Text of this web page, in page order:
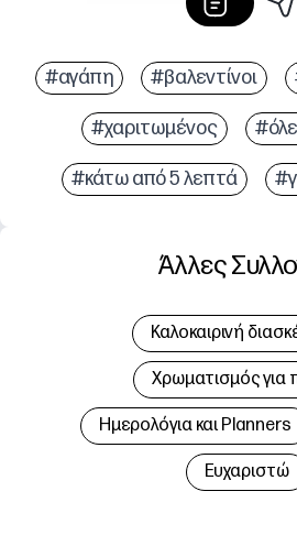
#αγάπη #βαλεντίνοι
#χαριτωμένος
#κάτω από 5 λεπτά
Άλλες
Καλοκαιρινή
Χρωματισμός για
Hμερολόγια και Planners
Ευχαριστώ